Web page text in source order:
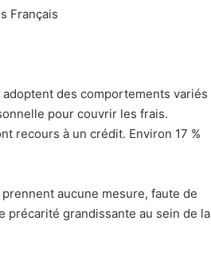
Français
des comportements variés
pour couvrir les frais.
recours à un crédit. Environ 17 %
aucune mesure, faute de
précarité grandissante au sein de la